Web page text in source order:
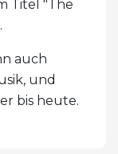
Titel "The
auch
und
bis heute.